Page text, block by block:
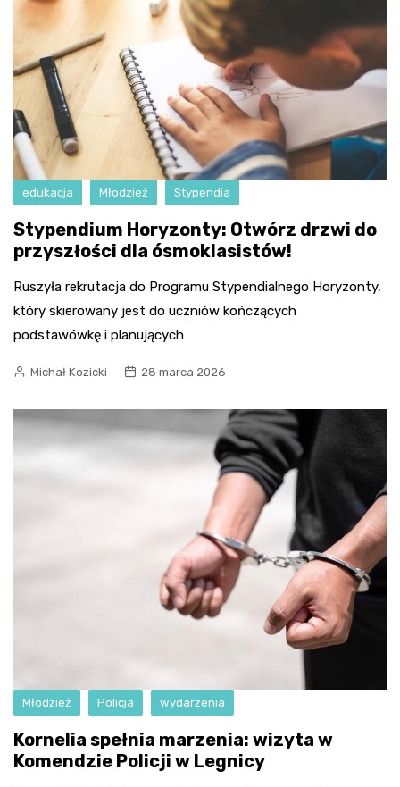
edukacja Młodzież Stypendia
Stypendium Horyzonty: Otwórz drzwi do
przyszłości dla ósmoklasistów!
Ruszyła rekrutacja do Programu Stypendialnego Horyzonty,
który skierowany jest do uczniów kończących
podstawówkę i planujących
Michał Kozicki 28 marca 2026
Młodzież Policja wydarzenia
Kornelia spełnia marzenia: wizyta w
Komendzie Policji w Legnicy